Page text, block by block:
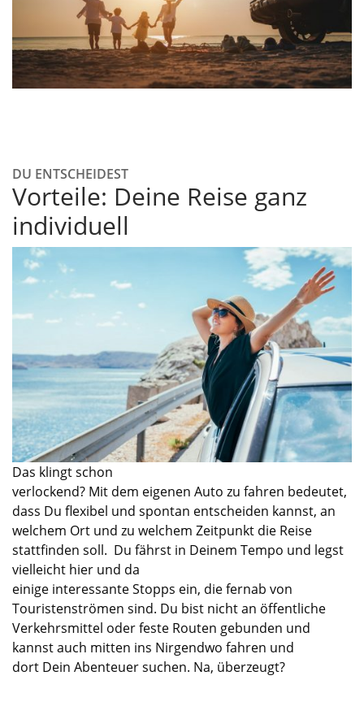
DU ENTSCHEIDEST
Vorteile: Deine Reise ganz
individuell
Das klingt schon
verlockend? Mit dem eigenen Auto zu fahren bedeutet,
dass Du flexibel und spontan entscheiden kannst, an
welchem Ort und zu welchem Zeitpunkt die Reise
stattfinden soll. Du fährst in Deinem Tempo und legst
vielleicht hier und da
einige interessanteStopps ein, die fernab von
Touristenströmen sind. Du bist nicht an öffentliche
Verkehrsmittel oder feste Routen gebunden und
kannst auch mitten ins Nirgendwo fahren und
dort Dein Abenteuer suchen. Na, überzeugt?